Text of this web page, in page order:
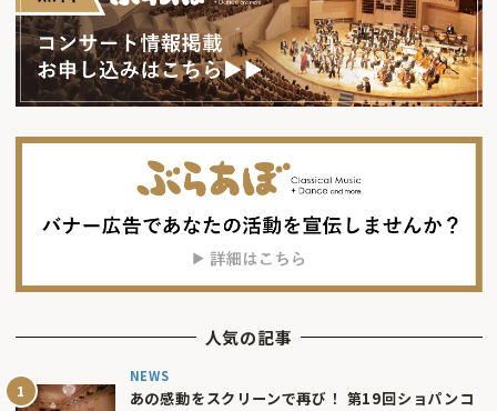
人気の記事
NEWS
あの感動をスクリーンで再び！ 第19回ショパンコ